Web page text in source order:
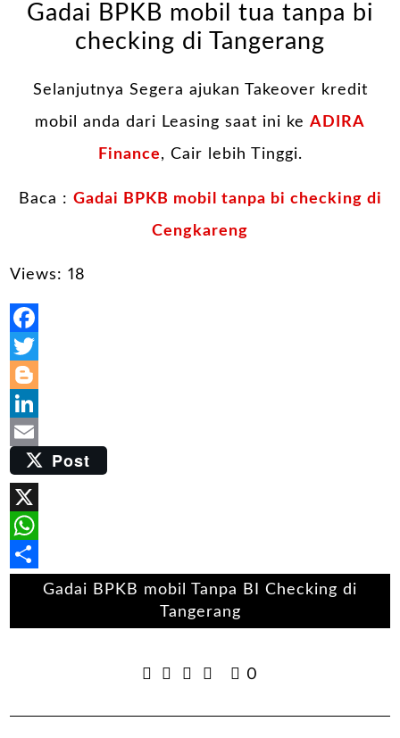
Gadai BPKB mobil tua tanpa bi
checking di Tangerang
Selanjutnya Segera ajukan Takeover kredit
mobil anda dari Leasing saat ini ke ADIRA
Finance, Cair lebih Tinggi.
Baca : Gadai BPKB mobil tanpa bi checking di
Cengkareng
Views: 18
Facebook
Twitter
Blogger
LinkedIn
Email Post
X
WhatsApp
ShareGadai BPKB mobil Tanpa BI Checking di
Tangerang
0